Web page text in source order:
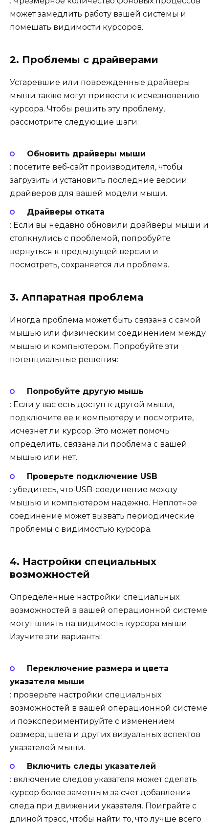
может замедлить работу вашей системы и
помешать видимости курсоров.
2. Проблемы с драйверами
Устаревшие или поврежденные драйверы
мыши также могут привести к исчезновению
курсора. Чтобы решить эту проблему,
рассмотрите следующие шаги:
Обновить драйверы мыши
: посетите веб-сайт производителя, чтобы
загрузить и установить последние версии
драйверов для вашей модели мыши.
Драйверы отката
: Если вы недавно обновили драйверы мыши и
столкнулись с проблемой, попробуйте
вернуться к предыдущей версии и
посмотреть, сохраняется ли проблема.
3. Аппаратная проблема
Иногда проблема может быть связана с самой
мышью или физическим соединением между
мышью и компьютером. Попробуйте эти
потенциальные решения:
Попробуйте другую мышь
: Если у вас есть доступ к другой мыши,
подключите ее к компьютеру и посмотрите,
исчезнет ли курсор. Это может помочь
определить, связана ли проблема с вашей
мышью или нет.
Проверьте подключение USB
: убедитесь, что USB-соединение между
мышью и компьютером надежно. Неплотное
соединение может вызвать периодические
проблемы с видимостью курсора.
4. Настройки специальных
возможностей
Определенные настройки специальных
возможностей в вашей операционной системе
могут влиять на видимость курсора мыши.
Изучите эти варианты:
Переключение размера и цвета
указателя мыши
: проверьте настройки специальных
возможностей в вашей операционной системе
и поэкспериментируйте с изменением
размера, цвета и других визуальных аспектов
указателей мыши.
Включить следы указателей
: включение следов указателя может сделать
курсор более заметным за счет добавления
следа при движении указателя. Поиграйте с
длиной трасс, чтобы найти то, что лучше всего